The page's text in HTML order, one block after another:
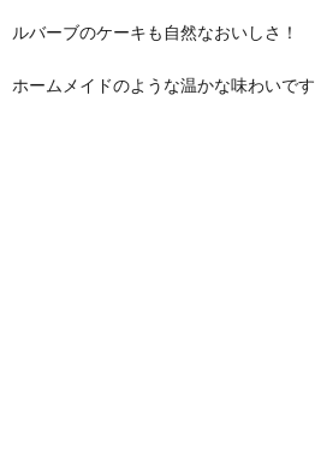
ルバーブのケーキも自然なおいしさ！
ホームメイドのような温かな味わいです